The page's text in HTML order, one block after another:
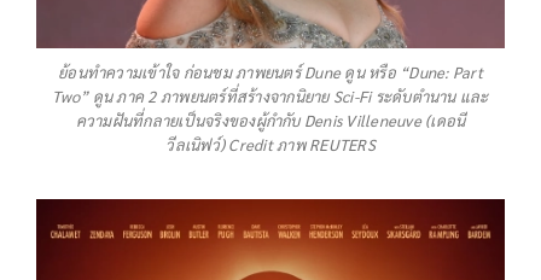
ย้อนทำความเข้าใจ ก่อนชม ภาพยนตร์ Dune ดูน หรือ “Dune: Part
Two” ดูน ภาค 2 ภาพยนตร์ที่สร้างจากนิยาย Sci-Fi ระดับตำนาน และ
ความฝันที่กลายเป็นจริงของผู้กำกับ Denis Villeneuve (เดอนี
วีลเนิฟว์) Credit ภาพ REUTERS